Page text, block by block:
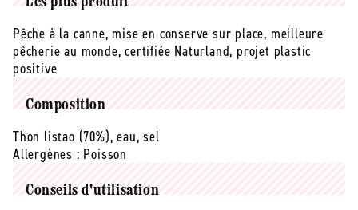
(en
pot
de
verre)
150
g
pot
de
verre)
g
Pêche à la canne, mise en conserve sur place, meilleure
pêcherie au monde, certifiée Naturland, projet plastic
positive
Composition
Thon listao (70%), eau, sel
Allergènes : Poisson
Conseils d'utilisation